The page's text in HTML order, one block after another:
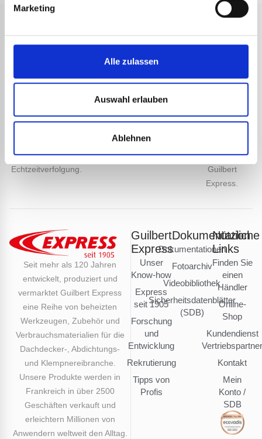
Marketing
Alle zulassen
Auswahl erlauben
Ablehnen
Versand der
unter
mit
Echtzeitverfolgung.
SICHERE
Transaktionen
werden durch
starke
geschützt.
KUNDENSERVICE
Spezialisten für
Express-
Alle unsere
haben die
Unternehmens
Guilbert
Express.
Seit mehr als 120 Jahren
entwickelt, produziert und
vermarktet Guilbert Express
eine Reihe von beheizten
Werkzeugen, Zubehör und
Verbrauchsmaterialien für die
Dachdecker-, Abdichtungs-
und Klempnereibranche.
Unsere Produkte werden in
Frankreich in über 2500
Geschäften verkauft und
erleichtern Millionen von
Anwendern weltweit den Alltag.
Guilbert
Express
Unser
Know-how
Express
seit 1905
Forschung
und
Entwicklung
Rekrutierung
Tipps von
Profis
Dokumentation
Dokumentationen
Fotoarchiv
Videobibliothek
Sicherheitsdatenblätter
(SDB)
Nützliche
Links
Finden Sie
einen
Händler
Online-
Shop
Kundendienst
Kontakt
Mein
Konto /
SDB